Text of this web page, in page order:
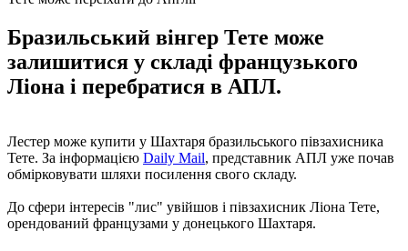
Бразильський вінгер Тете може
залишитися у складі французького
Ліона і перебратися в АПЛ.
Лестер може купити у Шахтаря бразильського півзахисника
Тете. За інформацією Daily Mail, представник АПЛ уже почав
обмірковувати шляхи посилення свого складу.
До сфери інтересів "лис" увійшов і півзахисник Ліона Тете,
орендований французами у донецького Шахтаря.